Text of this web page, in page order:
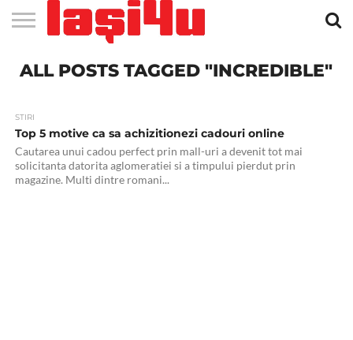
STIRI
APARTAMENTE
NOI IASI
STIRI
IASI
JOBS
IN
FILME
LA
CLUBURI /
DISCOTECI
BARURI /
CAFENELE
SALI DE
FORTA
SALOANE DE
INFRUMUSETARE
AGENTII
DE
RESTAURANTE
IN IASI
PIZZA
IN
PISCINA
IN IASI
FLORARII
RADIO
LIVE
SPALATORII
AUTO
TRACTARI
AUTO
TAXI
IN
CINEMA
TEATRU
HOTELURI
/
TEREN
SPORTIV
TEREN
TENIS
FARMACII
NON
COFFEE-
TO-GO
FIRME DE
PUBLICITATE
RENT
A
ALL POSTS TAGGED "INCREDIBLE"
STIRI
Top 5 motive ca sa achizitionezi cadouri online
Cautarea unui cadou perfect prin mall-uri a devenit tot mai
solicitanta datorita aglomeratiei si a timpului pierdut prin
magazine. Multi dintre romani...